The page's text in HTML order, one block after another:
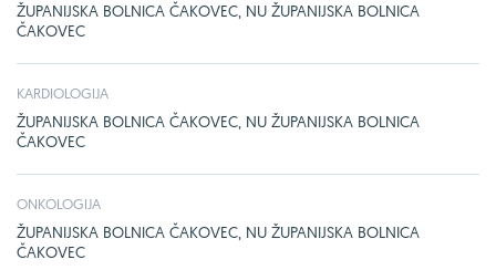
ŽUPANIJSKA BOLNICA ČAKOVEC, NU ŽUPANIJSKA BOLNICA
ČAKOVEC
KARDIOLOGIJA
ŽUPANIJSKA BOLNICA ČAKOVEC, NU ŽUPANIJSKA BOLNICA
ČAKOVEC
ONKOLOGIJA
ŽUPANIJSKA BOLNICA ČAKOVEC, NU ŽUPANIJSKA BOLNICA
ČAKOVEC